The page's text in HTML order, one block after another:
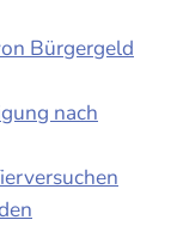
Bürgergeld
nach